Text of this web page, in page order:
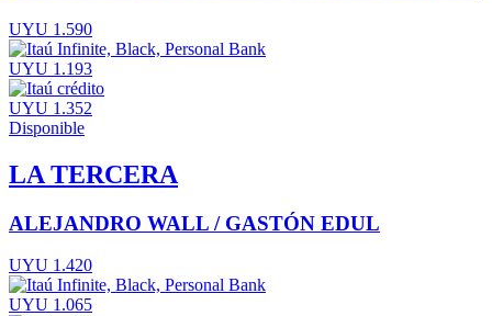
UYU 1.590
UYU 1.193
UYU 1.352
Disponible
LA TERCERA
ALEJANDRO WALL / GASTÓN EDUL
UYU 1.420
UYU 1.065